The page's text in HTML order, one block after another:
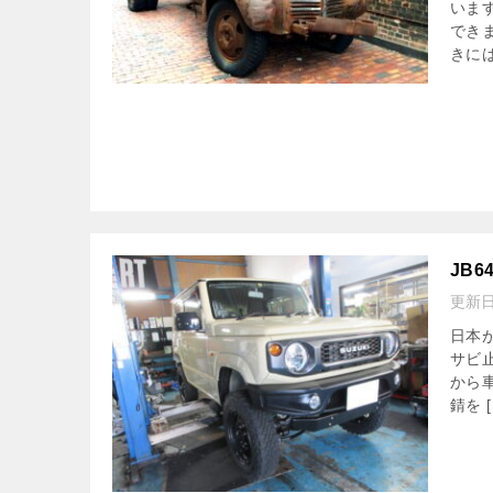
いま
でき
きに
更新
日本
サビ
から
錆を